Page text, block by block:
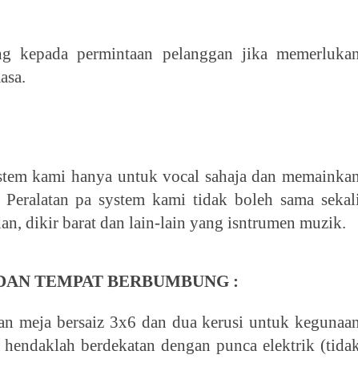
kepada permintaan pelanggan jika
kami hanya untuk vocal sahaja dan
pa system kami tidak boleh sama
dikir barat dan lain-lain yang isntrumen muzik.
TEMPAT BERBUMBUNG :
meja bersaiz 3x6 dan dua kerusi untuk
berdekatan dengan punca elektrik